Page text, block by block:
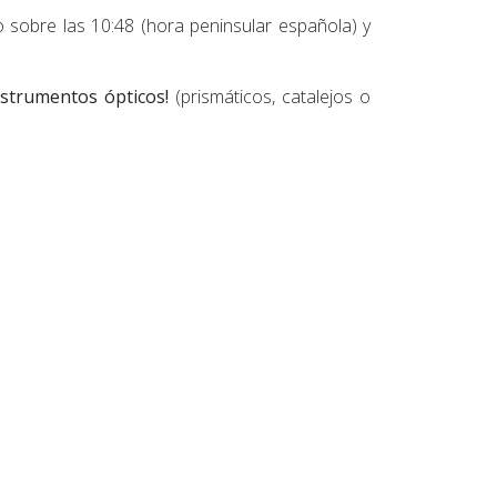
las 10:48 (hora peninsular española) y
ópticos! (prismáticos, catalejos o